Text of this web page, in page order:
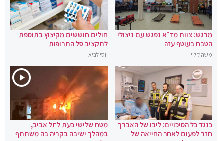
מרגש: צוות מד״א נפגש עם ניצולי
הטבח בעוטף עזה
משה קליין
חולים חוששים מקיצוץ בתוספת
לתקציב סל התרופות
יוסי לביא
כנגד כל הסיכויים: ליבו של האברך
חזר לפעום לאחר החייאה של
מטח שלישי כעת לתל אביב,
במהלך ישיבה בקריה בה משתתף